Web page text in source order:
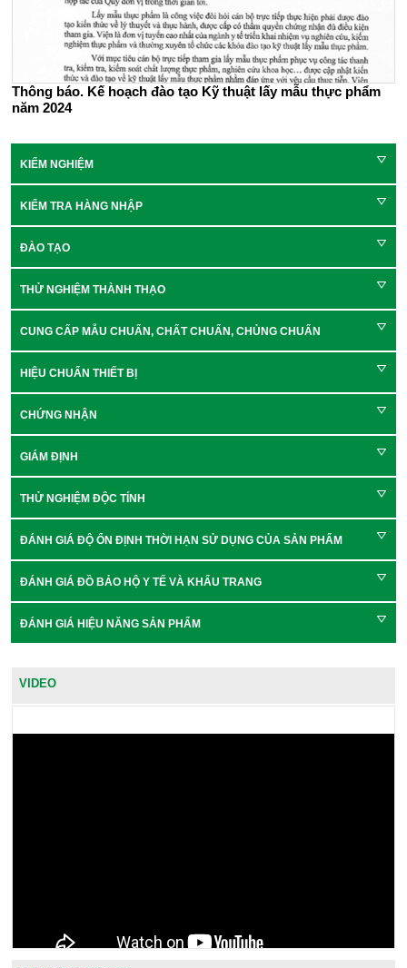
Thông báo. Kế hoạch đào tạo Kỹ thuật lấy mẫu thực phẩm
năm 2024
KIỂM NGHIỆM
KIỂM TRA HÀNG NHẬP
ĐÀO TẠO
THỬ NGHIỆM THÀNH THẠO
CUNG CẤP MẪU CHUẨN, CHẤT CHUẨN, CHỦNG CHUẨN
HIỆU CHUẨN THIẾT BỊ
CHỨNG NHẬN
GIÁM ĐỊNH
THỬ NGHIỆM ĐỘC TÍNH
ĐÁNH GIÁ ĐỘ ỔN ĐỊNH THỜI HẠN SỬ DỤNG CỦA SẢN PHẨM
ĐÁNH GIÁ ĐỒ BẢO HỘ Y TẾ VÀ KHẨU TRANG
ĐÁNH GIÁ HIỆU NĂNG SẢN PHẨM
VIDEO